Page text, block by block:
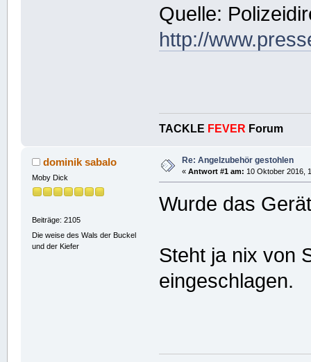
Quelle:
http://
TACKLE FEVER Forum
dominik sabalo
Moby Dick
Beiträge: 2105
Die weise des Wals der Buckel
und der Kiefer
Re: Angelzubehör gestohlen
« Antwort #1 am: 10 Oktober 2016,
Wurde das
Steht ja nix von
eingeschlagen.